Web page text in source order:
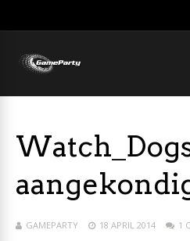
GAMEPARTY 18 APRIL 2014 1